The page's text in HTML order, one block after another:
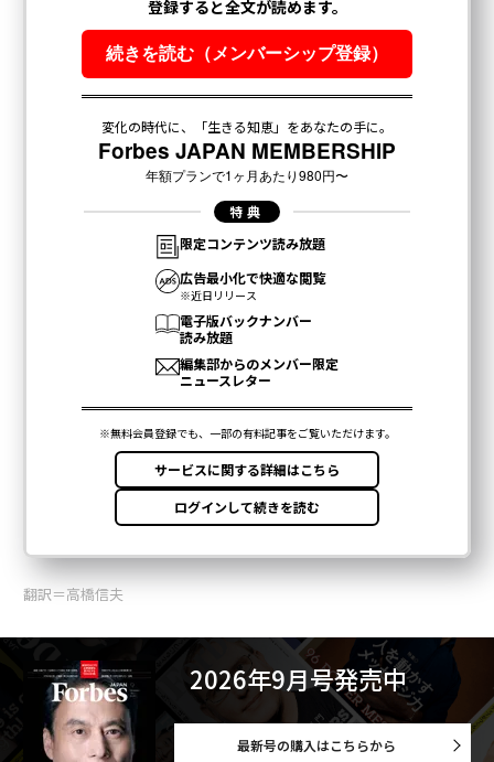
翻訳＝高橋信夫
2026年9月号発売中
最新号の購入はこちらから